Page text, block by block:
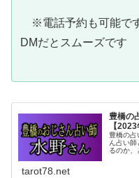
※電話予約も可能で
DMだとスムーズです
豊橋の
【2023
豊橋の
ん占い
るのか、
tarot78.net